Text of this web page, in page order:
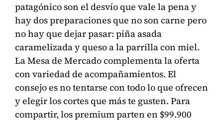
patagónico son el desvío que vale la pena y
hay dos preparaciones que no son carne pero
no hay que dejar pasar: piña asada
caramelizada y queso a la parrilla con miel.
La Mesa de Mercado complementa la oferta
con variedad de acompañamientos. El
consejo es no tentarse con todo lo que ofrecen
y elegir los cortes que más te gusten. Para
compartir, los premium parten en $99.900